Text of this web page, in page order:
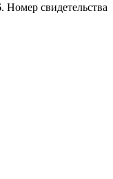
Номер свидетельства